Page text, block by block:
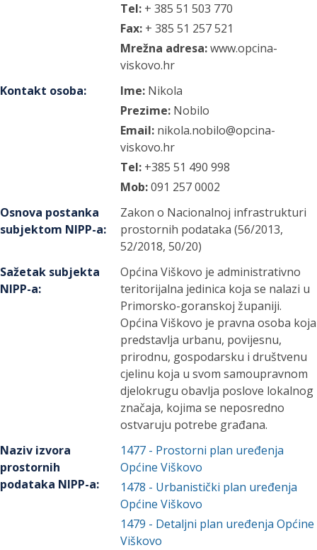
Tel: + 385 51 503 770
Fax: + 385 51 257 521
Mrežna adresa:www.opcina-
viskovo.hr
Kontakt osoba: Ime: Nikola
Prezime: Nobilo
Email: nikola.nobilo@opcina-
viskovo.hr
Tel: +385 51 490 998
Mob:091 257 0002
Osnova postanka
subjektom NIPP-a:
Zakon o Nacionalnoj infrastrukturi
prostornih podataka (56/2013,
52/2018, 50/20)
Sažetak subjekta
NIPP-a:
Općina Viškovo je administrativno
teritorijalna jedinica koja se nalazi u
Primorsko-goranskoj županiji.
Općina Viškovo je pravna osoba koja
predstavlja urbanu, povijesnu,
prirodnu, gospodarsku i društvenu
cjelinu koja u svom samoupravnom
djelokrugu obavlja poslove lokalnog
značaja, kojima se neposredno
ostvaruju potrebe građana.
Naziv izvora
prostornih
podataka NIPP-a:
1477 - Prostorni plan uređenja
Općine Viškovo
1478 - Urbanistički plan uređenja
Općine Viškovo
1479 - Detaljni plan uređenja Općine
Viškovo